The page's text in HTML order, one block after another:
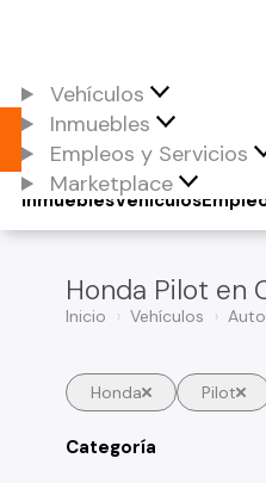
Vehículos
Inmuebles
Empleos y Servicios
Marketplace
Vehículos
Inmuebles
Honda Pilot en
Inicio Vehículos
Honda Pilot
Categoría